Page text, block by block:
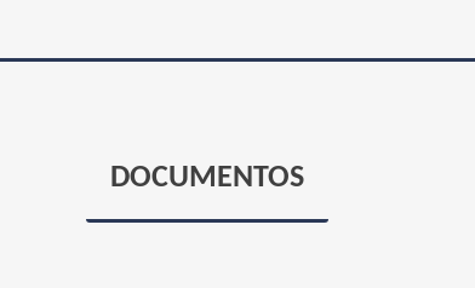
DOCUMENTOS